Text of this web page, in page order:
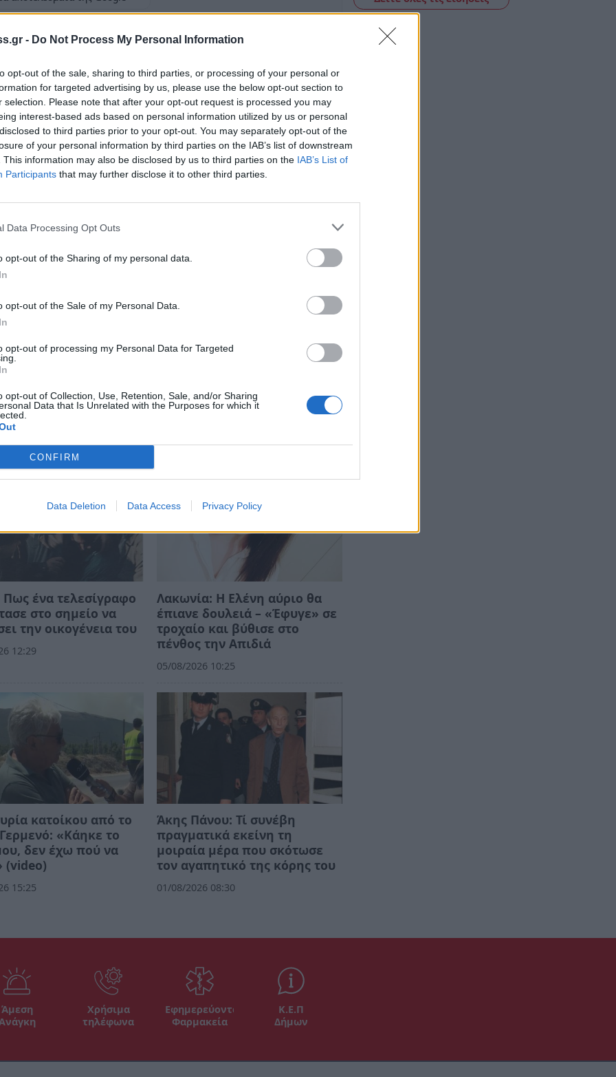
- Do Not Process My Personal Information
opt-out of the sale, sharing to third parties, or processing of your personal or
for targeted advertising by us, please use the below opt-out section to
selection. Please note that after your opt-out request is processed you may
interest-based ads based on personal information utilized by us or personal
to third parties prior to your opt-out. You may separately opt-out of the
of your personal information by third parties on the IAB’s list of downstream
This information may also be disclosed by us to third parties on the IAB’s List of
Participants that may further disclose it to other third parties.
Data Processing Opt Outs
opt-out of the Sharing of my personal data.
opt-out of the Sale of my Personal Data.
opt-out of processing my Personal Data for Targeted
opt-out of Collection, Use, Retention, Sale, and/or Sharing
Data that Is Unrelated with the Purposes for which it
CONFIRM
Data Deletion Data Access Privacy Policy
Σπάρτης για την εκδημία της
Συνδέσμου Σπάρτης «με θλίψη
Κωνσταντίνας (Ντίνας) Πλειώτα
(Αλβάνιτσα) τηςΓορτυνίας.
Γορτυνιακού και αγαπούσε τη Γορτυνία και
να τηρεί τις καταστατικές υποχρεώσεις
και προσευχόμαστε ο Πανάγαθος
εν τόπω αναψύξεως”.
Αιωνία η μνήμη της!»
ένα τελεσίγραφο
στο σημείο να
την οικογένεια του
12:29
Λακωνία: Η Ελένη αύριο θα
έπιανε δουλειά – «Έφυγε» σε
τροχαίο και βύθισε στο
πένθος την Απιδιά
05/08/2026 10:25
κατοίκου από το
«Κάηκε το
δεν έχω πού να
(video)
15:25
Άκης Πάνου: Τί συνέβη
πραγματικά εκείνη τη
μοιραία μέρα που σκότωσε
τον αγαπητικό της κόρης του
01/08/2026 08:30
Άμεση
Χρήσιμα
τηλέφωνα
Εφημερεύοντα
Φαρμακεία
Κ.Ε.Π
Δήμων